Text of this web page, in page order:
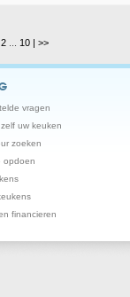
2 10 | >>
vragen
uw keuken
zoeken
opdoen
financieren